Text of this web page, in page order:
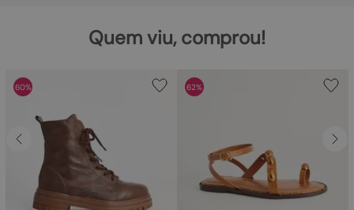
Quem viu, comprou!
60% 62%